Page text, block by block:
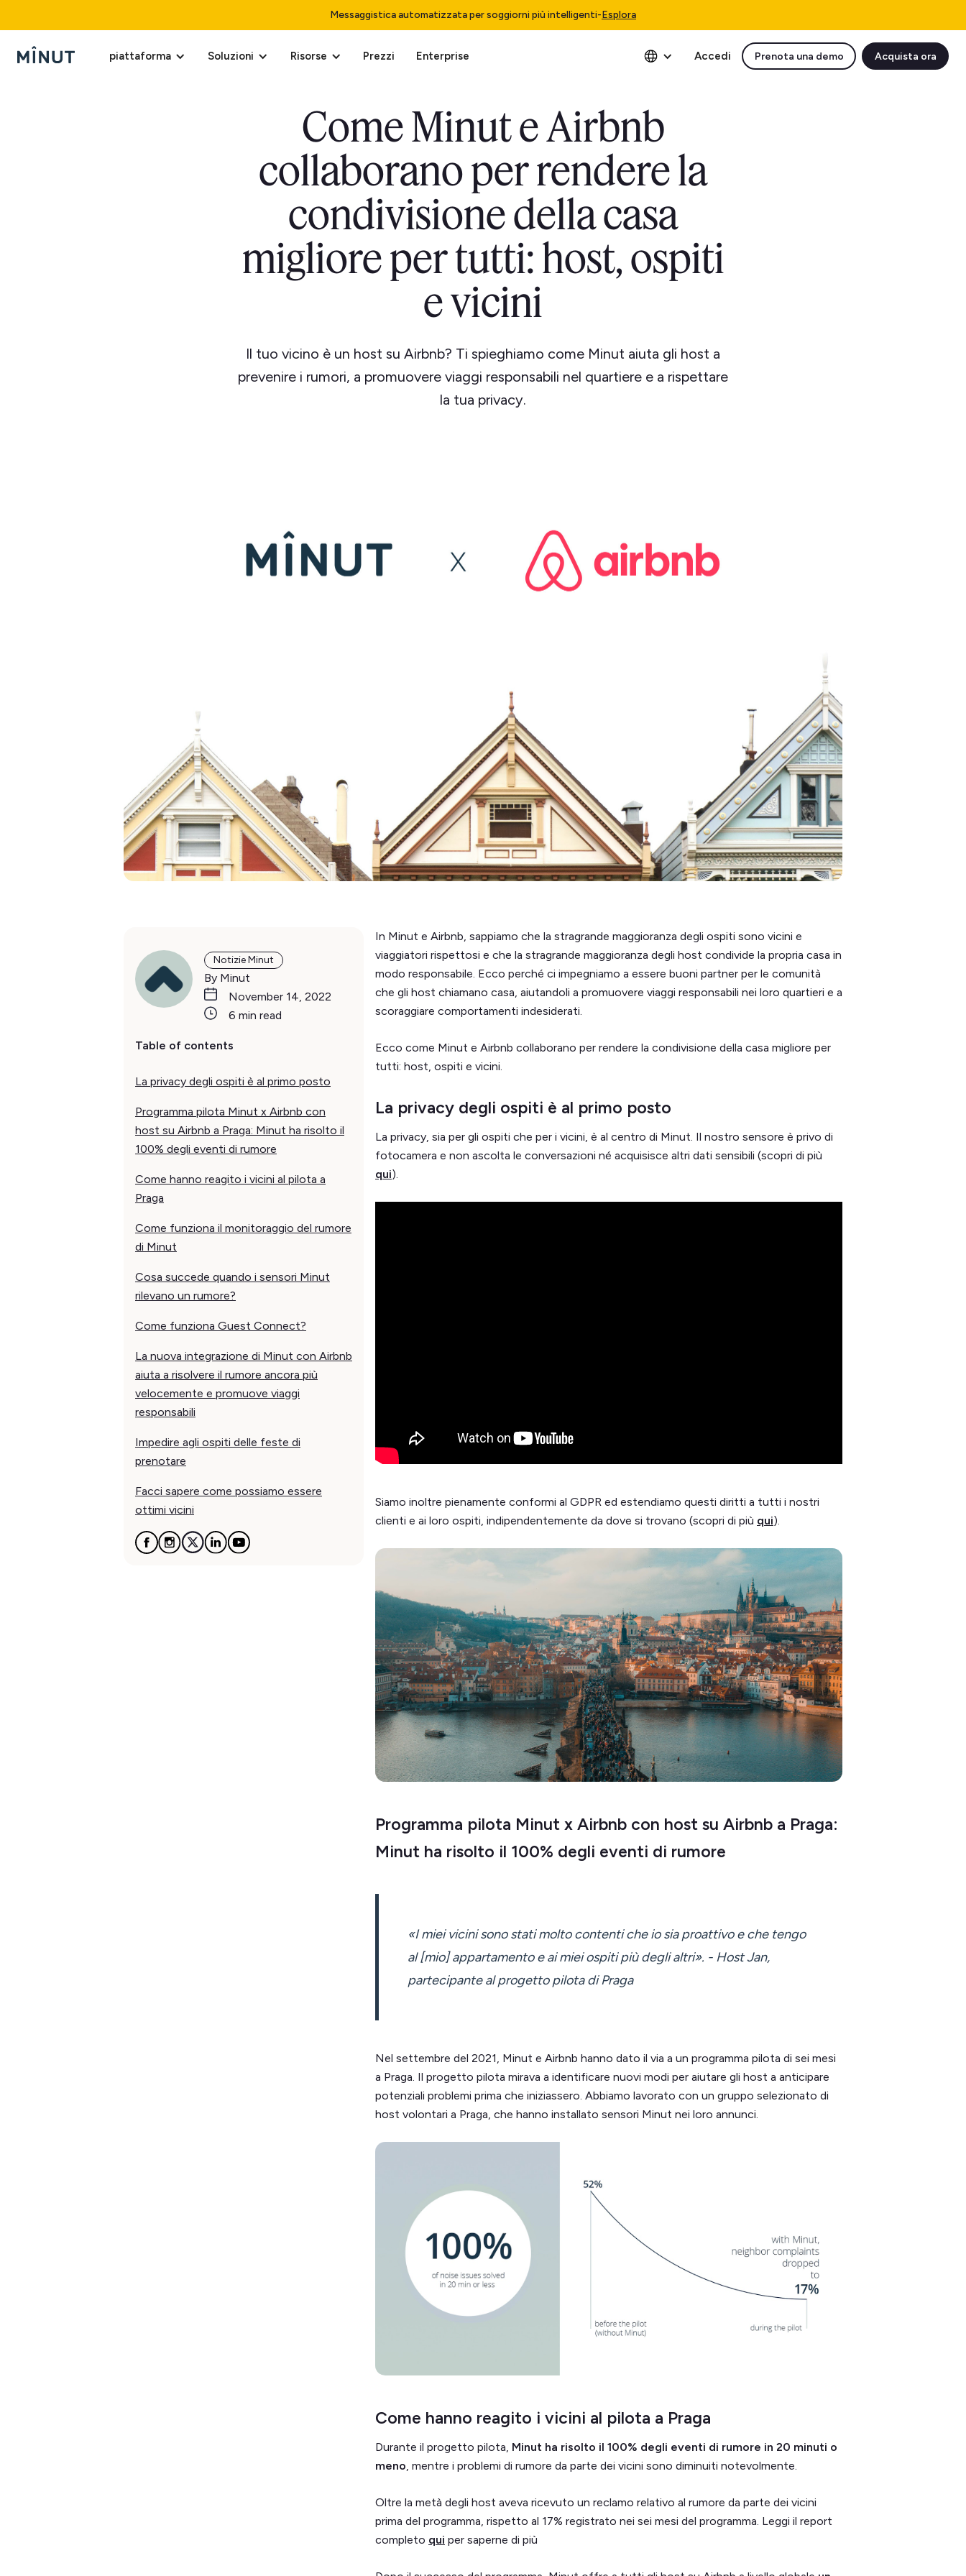
Messaggistica automatizzata per soggiorni più intelligenti-Esplora
piattaforma Soluzioni Risorse Prezzi Enterprise Accedi Prenota una demo Acquista ora
Come Minut e Airbnb
collaborano per rendere la
condivisione della casa
migliore per tutti: host, ospiti
e vicini
Il tuo vicino è un host su Airbnb? Ti spieghiamo come Minut aiuta gli host a
prevenire i rumori, a promuovere viaggi responsabili nel quartiere e a rispettare
la tua privacy.
Notizie Minut
By Minut
November 14, 2022
6 min read
Table of contents
La privacy degli ospiti è al primo posto
Programma pilota Minut x Airbnb con
host su Airbnb a Praga: Minut ha risolto il
100% degli eventi di rumore
Come hanno reagito i vicini al pilota a
Praga
Come funziona il monitoraggio del rumore
di Minut
Cosa succede quando i sensori Minut
rilevano un rumore?
Come funziona Guest Connect?
La nuova integrazione di Minut con Airbnb
aiuta a risolvere il rumore ancora più
velocemente e promuove viaggi
responsabili
Impedire agli ospiti delle feste di
prenotare
Facci sapere come possiamo essere
ottimi vicini
In Minut e Airbnb, sappiamo che la stragrande maggioranza degli ospiti sono vicini e
viaggiatori rispettosi e che la stragrande maggioranza degli host condivide la propria casa in
modo responsabile. Ecco perché ci impegniamo a essere buoni partner per le comunità
che gli host chiamano casa, aiutandoli a promuovere viaggi responsabili nei loro quartieri e a
scoraggiare comportamenti indesiderati.
Ecco come Minut e Airbnb collaborano per rendere la condivisione della casa migliore per
tutti: host, ospiti e vicini.
La privacy degli ospiti è al primo posto
La privacy, sia per gli ospiti che per i vicini, è al centro di Minut. Il nostro sensore è privo di
fotocamera e non ascolta le conversazioni né acquisisce altri dati sensibili (scopri di più
qui).
Siamo inoltre pienamente conformi al GDPR ed estendiamo questi diritti a tutti i nostri
clienti e ai loro ospiti, indipendentemente da dove si trovano (scopri di più qui).
Programma pilota Minut x Airbnb con host su Airbnb a Praga:
Minut ha risolto il 100% degli eventi di rumore
«I miei vicini sono stati molto contenti che io sia proattivo e che tengo
al [mio] appartamento e ai miei ospiti più degli altri». - Host Jan,
partecipante al progetto pilota di Praga
Nel settembre del 2021, Minut e Airbnb hanno dato il via a un programma pilota di sei mesi
a Praga. Il progetto pilota mirava a identificare nuovi modi per aiutare gli host a anticipare
potenziali problemi prima che iniziassero. Abbiamo lavorato con un gruppo selezionato di
host volontari a Praga, che hanno installato sensori Minut nei loro annunci.
Come hanno reagito i vicini al pilota a Praga
Durante il progetto pilota, Minut ha risolto il 100% degli eventi di rumore in 20 minuti o
meno, mentre i problemi di rumore da parte dei vicini sono diminuiti notevolmente.
Oltre la metà degli host aveva ricevuto un reclamo relativo al rumore da parte dei vicini
prima del programma, rispetto al 17% registrato nei sei mesi del programma. Leggi il report
completo qui per saperne di più